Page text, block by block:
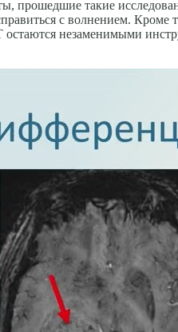
прошедшие такие
с волнением. Кроме
незаменимыми